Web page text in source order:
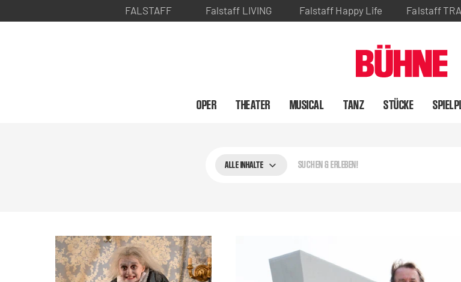
FALSTAFF Falstaff LIVING Falstaff Happy Life Falstaff
OPER THEATER MUSICAL TANZ STÜCKE
Suchen & Erleben!
ALLE INHALTE